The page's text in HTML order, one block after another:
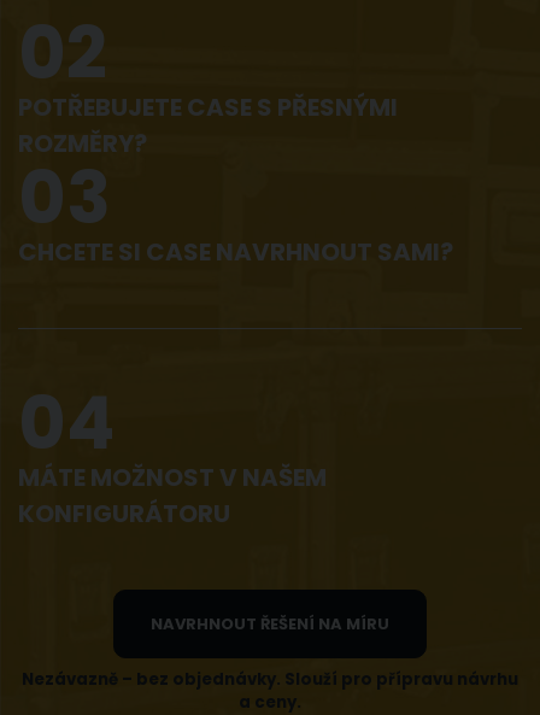
02
POTŘEBUJETE CASE S PŘESNÝMI
ROZMĚRY?
03
CHCETE SI CASE NAVRHNOUT SAMI?
04
MÁTE MOŽNOST V NAŠEM
KONFIGURÁTORU
NAVRHNOUT ŘEŠENÍ NA MÍRU
Nezávazně – bez objednávky. Slouží pro přípravu návrhu
a ceny.